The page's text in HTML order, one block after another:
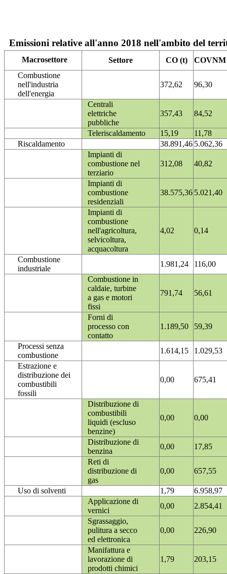
Emissioni relative all'anno 2018 nell'ambito del
Macrosettore Settore CO (t)
COVNM
Combustione
nell'industria
dell'energia
372,62 96,30
Centrali
elettriche
pubbliche
357,43 84,52
Teleriscaldamento 15,19
11,78
Riscaldamento
38.891,46 5.062,36
Impianti di
combustione nel
terziario
312,08 40,82
Impianti di
combustione
residenziali
38.575,36 5.021,40
Impianti di
combustione
nell'agricoltura,
selvicoltura,
acquacoltura
4,02 0,14
Combustione
industriale
1.981,24
116,00
Combustione in
caldaie, turbine
a gas e motori
fissi
791,74 56,61
Forni di
processo con
contatto
1.189,50 59,39
Processi senza
combustione
1.614,15
1.029,53
Estrazione e
distribuzione dei
combustibili
fossili
0,00 675,41
Distribuzione di
combustibili
liquidi (escluso
benzine)
0,00 0,00
Distribuzione di
benzina
0,00
17,85
Reti di
distribuzione di
gas
0,00 657,55
Uso di solventi 1,79
6.958,97
Applicazione di
vernici
0,00
2.854,41
Sgrassaggio,
pulitura a secco
ed elettronica
0,00 226,90
Manifattura e
lavorazione di
prodotti chimici
1,79 203,15